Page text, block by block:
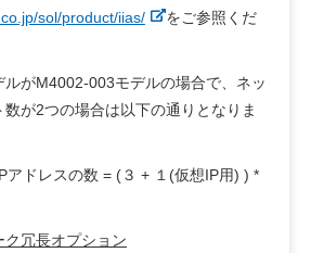
sol/product/iias/
をご参照くだ
がM4002-003モデルの場合で、ネッ
数が2つの場合は以下の通りとなりま
アドレスの数 = (３ + １(仮想IP用) ) *
冗長オプション